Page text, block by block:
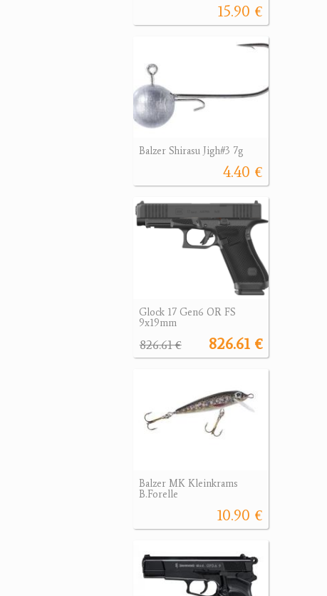
15.90 €
Balzer Shirasu Jigh#3 7g
4.40 €
Glock 17 Gen6 OR FS
9x19mm
826.61 €
826.61 €
Balzer MK Kleinkrams
B.Forelle
10.90 €